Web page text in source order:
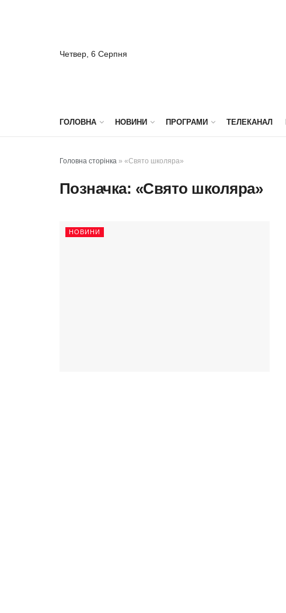
Четвер, 6 Серпня
ГОЛОВНА НОВИНИ ПРОГРАМИ ТЕЛЕКАНАЛ
Головна сторінка » «Свято школяра»
Позначка: «Свято школяра»
НОВИНИ